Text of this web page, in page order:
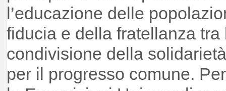
l’educazione delle
fiducia e della fratellanza
condivisione della
per il progresso comune.